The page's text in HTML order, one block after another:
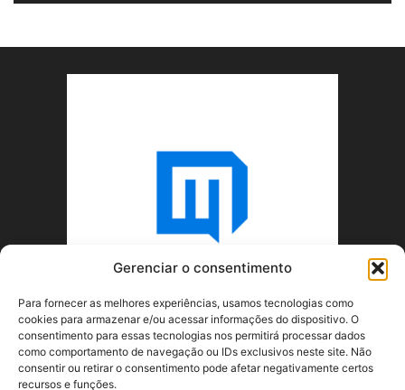
Gerenciar o consentimento
Para fornecer as melhores experiências, usamos tecnologias como
cookies para armazenar e/ou acessar informações do dispositivo. O
consentimento para essas tecnologias nos permitirá processar dados
como comportamento de navegação ou IDs exclusivos neste site. Não
consentir ou retirar o consentimento pode afetar negativamente certos
recursos e funções.